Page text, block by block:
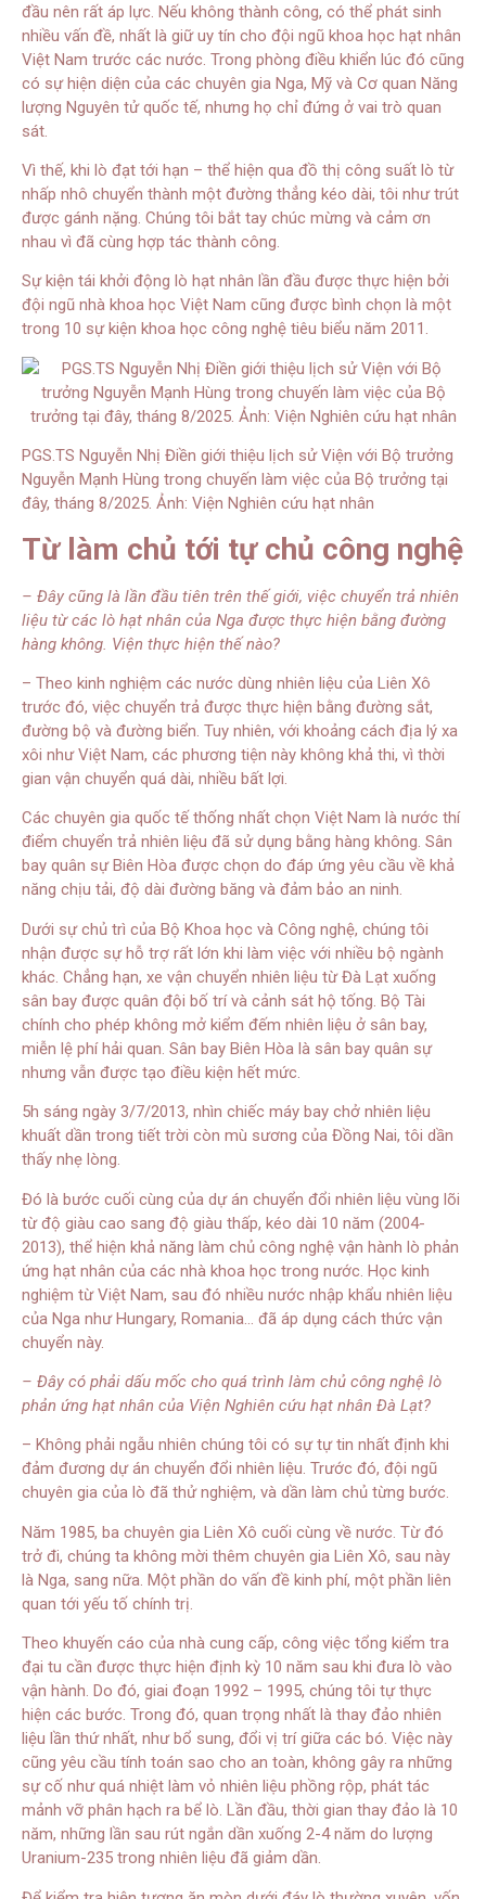
đầu nên rất áp lực. Nếu không thành công, có thể phát sinh
nhiều vấn đề, nhất là giữ uy tín cho đội ngũ khoa học hạt nhân
Việt Nam trước các nước. Trong phòng điều khiển lúc đó cũng
có sự hiện diện của các chuyên gia Nga, Mỹ và Cơ quan Năng
lượng Nguyên tử quốc tế, nhưng họ chỉ đứng ở vai trò quan
sát.
Vì thế, khi lò đạt tới hạn – thể hiện qua đồ thị công suất lò từ
nhấp nhô chuyển thành một đường thẳng kéo dài, tôi như trút
được gánh nặng. Chúng tôi bắt tay chúc mừng và cảm ơn
nhau vì đã cùng hợp tác thành công.
Sự kiện tái khởi động lò hạt nhân lần đầu được thực hiện bởi
đội ngũ nhà khoa học Việt Nam cũng được bình chọn là một
trong 10 sự kiện khoa học công nghệ tiêu biểu năm 2011.
PGS.TS Nguyễn Nhị Điền giới thiệu lịch sử Viện với Bộ trưởng
Nguyễn Mạnh Hùng trong chuyến làm việc của Bộ trưởng tại
đây, tháng 8/2025. Ảnh: Viện Nghiên cứu hạt nhân
Từ làm chủ tới tự chủ công nghệ
– Đây cũng là lần đầu tiên trên thế giới, việc chuyển trả nhiên
liệu từ các lò hạt nhân của Nga được thực hiện bằng đường
hàng không. Viện thực hiện thế nào?
– Theo kinh nghiệm các nước dùng nhiên liệu của Liên Xô
trước đó, việc chuyển trả được thực hiện bằng đường sắt,
đường bộ và đường biển. Tuy nhiên, với khoảng cách địa lý xa
xôi như Việt Nam, các phương tiện này không khả thi, vì thời
gian vận chuyển quá dài, nhiều bất lợi.
Các chuyên gia quốc tế thống nhất chọn Việt Nam là nước thí
điểm chuyển trả nhiên liệu đã sử dụng bằng hàng không. Sân
bay quân sự Biên Hòa được chọn do đáp ứng yêu cầu về khả
năng chịu tải, độ dài đường băng và đảm bảo an ninh.
Dưới sự chủ trì của Bộ Khoa học và Công nghệ, chúng tôi
nhận được sự hỗ trợ rất lớn khi làm việc với nhiều bộ ngành
khác. Chẳng hạn, xe vận chuyển nhiên liệu từ Đà Lạt xuống
sân bay được quân đội bố trí và cảnh sát hộ tống. Bộ Tài
chính cho phép không mở kiểm đếm nhiên liệu ở sân bay,
miễn lệ phí hải quan. Sân bay Biên Hòa là sân bay quân sự
nhưng vẫn được tạo điều kiện hết mức.
5h sáng ngày 3/7/2013, nhìn chiếc máy bay chở nhiên liệu
khuất dần trong tiết trời còn mù sương của Đồng Nai, tôi dần
thấy nhẹ lòng.
Đó là bước cuối cùng của dự án chuyển đổi nhiên liệu vùng lõi
từ độ giàu cao sang độ giàu thấp, kéo dài 10 năm (2004-
2013), thể hiện khả năng làm chủ công nghệ vận hành lò phản
ứng hạt nhân của các nhà khoa học trong nước. Học kinh
nghiệm từ Việt Nam, sau đó nhiều nước nhập khẩu nhiên liệu
của Nga như Hungary, Romania… đã áp dụng cách thức vận
chuyển này.
– Đây có phải dấu mốc cho quá trình làm chủ công nghệ lò
phản ứng hạt nhân của Viện Nghiên cứu hạt nhân Đà Lạt?
– Không phải ngẫu nhiên chúng tôi có sự tự tin nhất định khi
đảm đương dự án chuyển đổi nhiên liệu. Trước đó, đội ngũ
chuyên gia của lò đã thử nghiệm, và dần làm chủ từng bước.
Năm 1985, ba chuyên gia Liên Xô cuối cùng về nước. Từ đó
trở đi, chúng ta không mời thêm chuyên gia Liên Xô, sau này
là Nga, sang nữa. Một phần do vấn đề kinh phí, một phần liên
quan tới yếu tố chính trị.
Theo khuyến cáo của nhà cung cấp, công việc tổng kiểm tra
đại tu cần được thực hiện định kỳ 10 năm sau khi đưa lò vào
vận hành. Do đó, giai đoạn 1992 – 1995, chúng tôi tự thực
hiện các bước. Trong đó, quan trọng nhất là thay đảo nhiên
liệu lần thứ nhất, như bổ sung, đổi vị trí giữa các bó. Việc này
cũng yêu cầu tính toán sao cho an toàn, không gây ra những
sự cố như quá nhiệt làm vỏ nhiên liệu phồng rộp, phát tác
mảnh vỡ phân hạch ra bể lò. Lần đầu, thời gian thay đảo là 10
năm, những lần sau rút ngắn dần xuống 2-4 năm do lượng
Uranium-235 trong nhiên liệu đã giảm dần.